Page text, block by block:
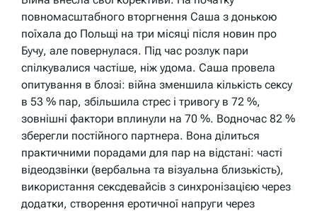
повномасштабного вторгнення Саша з донькою
поїхала до Польщі на три місяці після новин про
Бучу, але повернулася. Під час розлук пари
спілкувалися частіше, ніж удома. Саша провела
опитування в блозі: війна зменшила кількість сексу
в 53 % пар, збільшила стрес і тривогу в 72 %,
зовнішні фактори вплинули на 70 %. Водночас 82 %
зберегли постійного партнера. Вона ділиться
практичними порадами для пар на відстані: часті
відеодзвінки (вербальна та візуальна близькість),
використання сексдевайсів з синхронізацією через
додатки, створення еротичної напруги через